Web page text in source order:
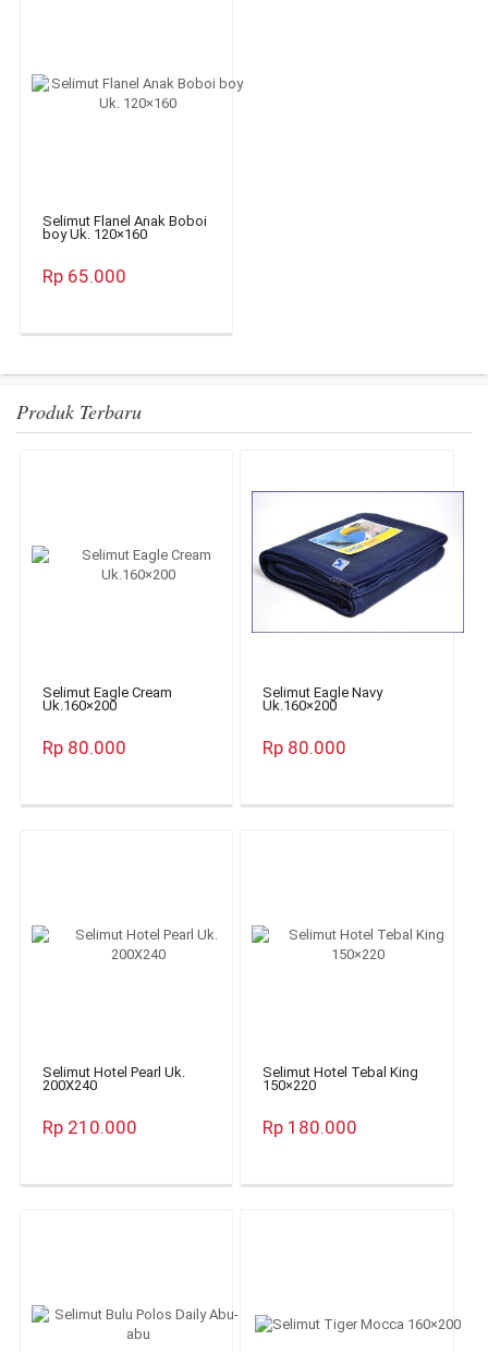
Selimut Flanel Anak Boboi
boy Uk. 120×160
Rp 65.000
Produk Terbaru
Selimut Eagle Cream
Uk.160×200
Rp 80.000
Selimut Eagle Navy
Uk.160×200
Rp 80.000
Selimut Hotel Pearl Uk.
200X240
Rp 210.000
Selimut Hotel Tebal King
150×220
Rp 180.000